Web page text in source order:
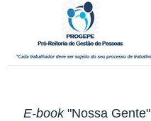
E-book"Nossa Gente"